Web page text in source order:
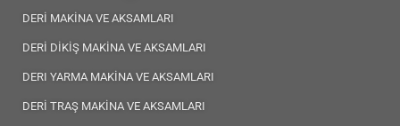
DERİ MAKİNA VE AKSAMLARI
DERİ DİKİŞ MAKİNA VE AKSAMLARI
DERI YARMA MAKİNA VE AKSAMLARI
DERİ TRAŞ MAKİNA VE AKSAMLARI